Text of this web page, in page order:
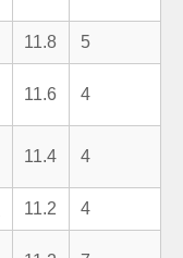
11.8 5
11.6 4
11.4 4
11.2 4